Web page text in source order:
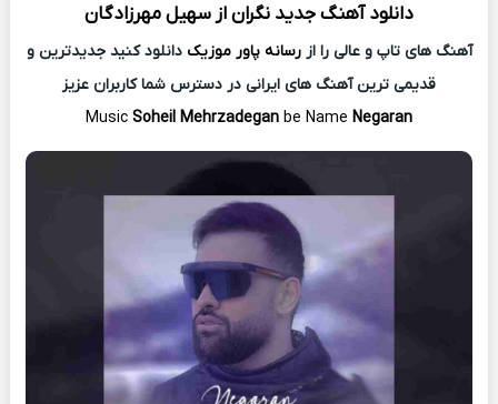
دانلود آهنگ جدید نگران ازسهیل مهرزادگان
آهنگ های تاپ و عالی را ازرسانه پاور موزیک دانلود کنید جدیدترین و
قدیمی ترین آهنگ های ایرانی در دسترس شما کاربران عزیز
Music Soheil Mehrzadegan be Name Negaran